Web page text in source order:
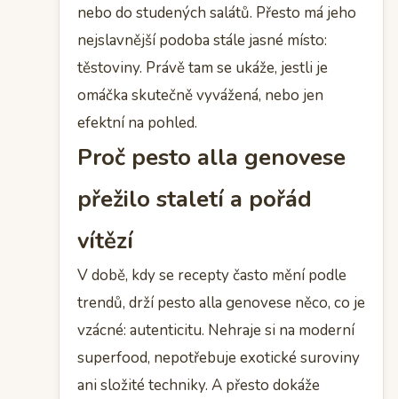
nebo do studených salátů. Přesto má jeho
nejslavnější podoba stále jasné místo:
těstoviny. Právě tam se ukáže, jestli je
omáčka skutečně vyvážená, nebo jen
efektní na pohled.
Proč pesto alla genovese
přežilo staletí a pořád
vítězí
V době, kdy se recepty často mění podle
trendů, drží pesto alla genovese něco, co je
vzácné: autenticitu. Nehraje si na moderní
superfood, nepotřebuje exotické suroviny
ani složité techniky. A přesto dokáže